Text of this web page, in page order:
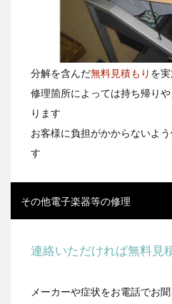
分解を含んだ無料見積もり を
修理箇所によっては持ち帰り
ります
お客様に負担がかからないよ
す
その他電子楽器等の修理
連絡いただければ無料見
メーカーや症状をお電話でお